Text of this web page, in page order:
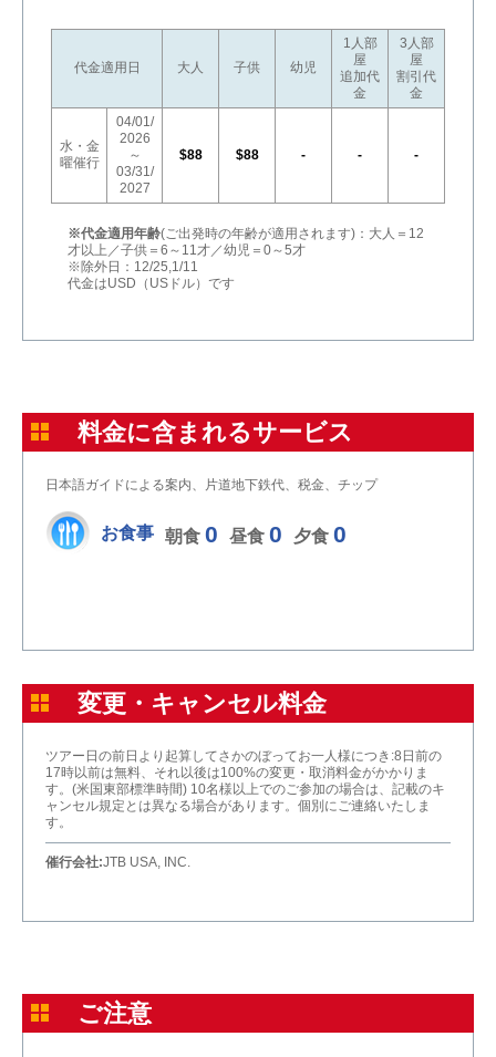
代金適用日 大人 子供 幼児
1人部
屋
追加代
金
3人部
屋
割引代
金
水・金
曜催行
04/01/
2026
～
03/31/
2027
$88 $88 - - -
※代金適用年齢(ご出発時の年齢が適用されます)：大人＝12
才以上／子供＝6～11才／幼児＝0～5才
※除外日：12/25,1/11
代金はUSD（USドル）です
料金に含まれるサービス
日本語ガイドによる案内、片道地下鉄代、税金、チップ
お食事 朝食 0 昼食 0 夕食 0
変更・キャンセル料金
ツアー日の前日より起算してさかのぼってお一人様につき:8日前の
17時以前は無料、それ以後は100%の変更・取消料金がかかりま
す。(米国東部標準時間) 10名様以上でのご参加の場合は、記載のキ
ャンセル規定とは異なる場合があります。個別にご連絡いたしま
す。
催行会社:JTB USA, INC.
ご注意